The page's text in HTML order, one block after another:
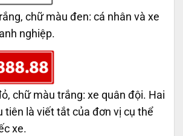
chữ màu đen: cá nhân và xe
nghiệp.
chữ màu trắng: xe quân đội. Hai
tiên là viết tắt của đơn vị cụ thể
xe.